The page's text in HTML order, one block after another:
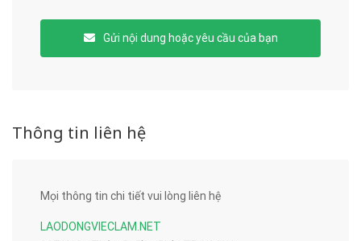
Gửi nội dung hoặc yêu cầu của bạn
Thông tin liên hệ
Mọi thông tin chi tiết vui lòng liên hệ
LAODONGVIECLAM.NET